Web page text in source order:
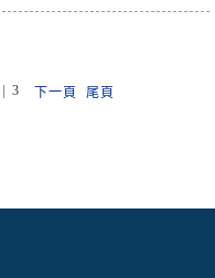
| 3 下一頁 尾頁